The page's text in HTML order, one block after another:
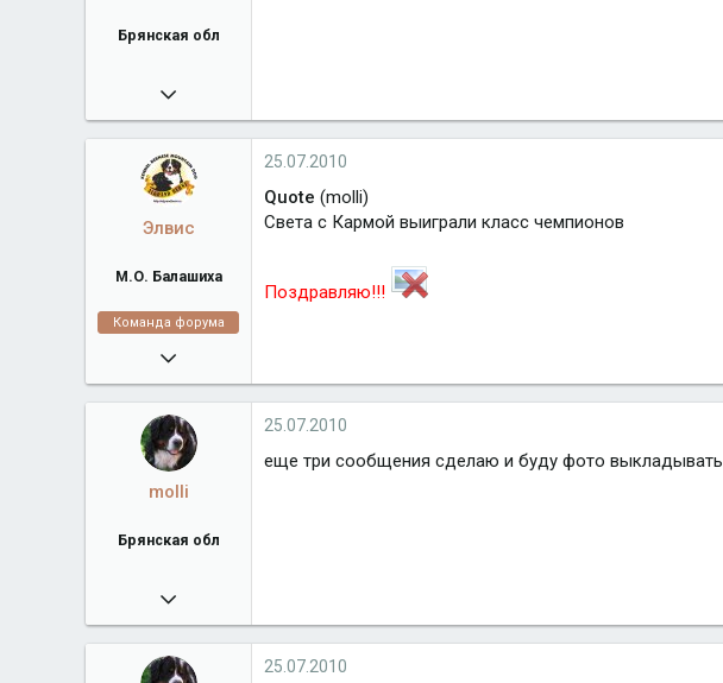
Брянская обл
25.07.2010
5 259
Элвис
М.О. Балашиха
Команда форума
16.02.2008
38 918
Город
25.07.2010
Quote (molli)
Света с Кармой выиграли класс чемпионов
Поздравляю!!!
molli
Брянская обл
25.07.2010
5 259
25.07.2010
еще три сообщения сделаю и буду фото выкладывать
25.07.2010